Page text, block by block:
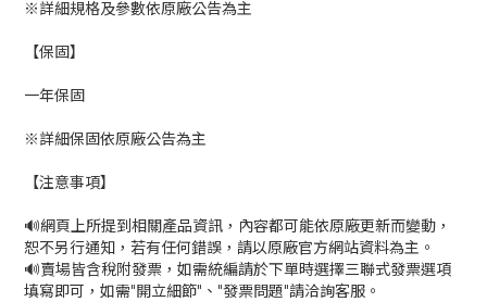
※詳細規格及參數依原廠公告為主
【保固】
一年保固
※詳細保固依原廠公告為主
【注意事項】
🔊網頁上所提到相關產品資訊，內容都可能依原廠更新而變動，
恕不另行通知，若有任何錯誤，請以原廠官方網站資料為主。
🔊賣場皆含稅附發票，如需統編請於下單時選擇三聯式發票選項
填寫即可，如需"開立細節"、"發票問題"請洽詢客服。